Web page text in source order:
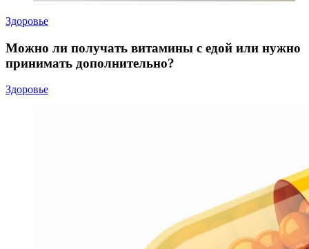
Здоровье
Можно ли получать витамины с едой или нужно
принимать дополнительно?
Здоровье